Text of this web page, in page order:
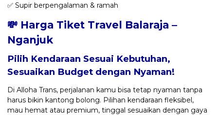
✅ Supir berpengalaman & ramah
💸 Harga Tiket Travel Balaraja –
Nganjuk
Pilih Kendaraan Sesuai Kebutuhan,
Sesuaikan Budget dengan Nyaman!
Di Alloha Trans, perjalanan kamu bisa tetap nyaman tanpa
harus bikin kantong bolong. Pilihan kendaraan fleksibel,
mau hemat atau premium, tinggal sesuaikan dengan gaya